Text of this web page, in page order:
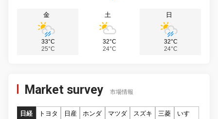
金
33°C
25°C
土
32°C
24°C
日
32°C
24°C
Market survey 市場情報
日経 トヨタ 日産 ホンダ マツダ スズキ 三菱
いすゞ